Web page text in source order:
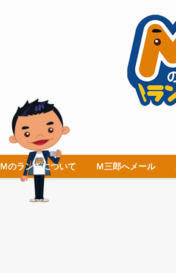
Ｍのランチについて Ｍ三郎へメール